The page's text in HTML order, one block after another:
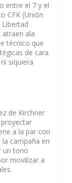
entre el 7 y el
CFK (Unión
Libertad
atraen ala
técnico que
de cara
siquiera
de Kirchner
a la par con
campaña en
un tono
movilizar a